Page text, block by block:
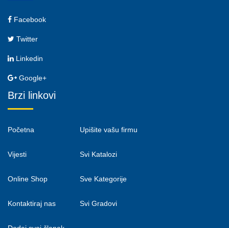
Facebook
Twitter
Linkedin
Google+
Brzi linkovi
Početna
Vijesti
Online Shop
Kontaktiraj nas
Upišite vašu firmu
Svi Katalozi
Sve Kategorije
Svi Gradovi